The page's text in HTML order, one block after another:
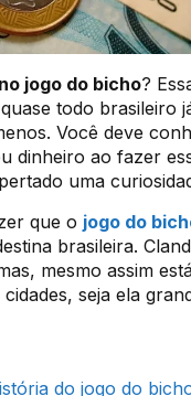
jogo do bicho?
todo brasileiro
Você deve
dinheiro ao fazer
uma
que o jogo do
brasileira.
mesmo assim
cidades, seja ela
do jogo do